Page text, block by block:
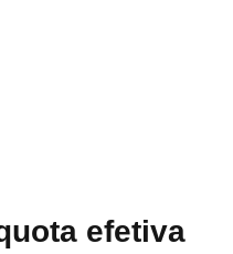
efetiva